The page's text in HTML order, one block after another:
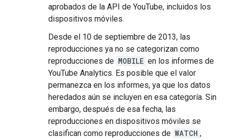
aprobados de la API de YouTube, incluidos los
dispositivos móviles.
Desde el 10 de septiembre de 2013, las
reproducciones ya no se categorizan como
reproducciones de MOBILE en los informes de
YouTube Analytics. Es posible que el valor
permanezca en los informes, ya que los datos
heredados aún se incluyen en esa categoría. Sin
embargo, después de esa fecha, las
reproducciones en dispositivos móviles se
clasifican como reproducciones de WATCH ,